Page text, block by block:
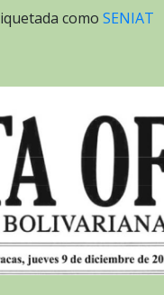
como SENIAT